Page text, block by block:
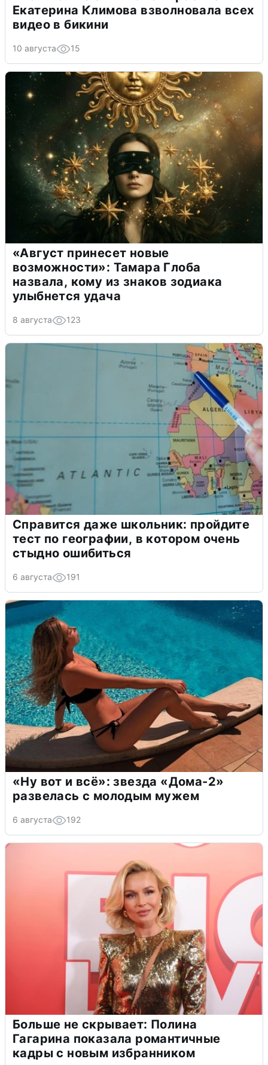
Екатерина Климова взволновала всех
видео в бикини
10 августа 15
«Август принесет новые
возможности»: Тамара Глоба
назвала, кому из знаков зодиака
улыбнется удача
8 августа 123
Справится даже школьник: пройдите
тест по географии, в котором очень
стыдно ошибиться
6 августа 191
«Ну вот и всё»: звезда «Дома-2»
развелась с молодым мужем
6 августа 192
Больше не скрывает: Полина
Гагарина показала романтичные
кадры с новым избранником